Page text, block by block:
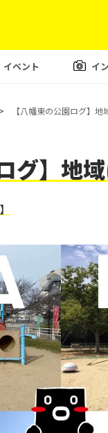
イベント イ
【八幡東の公園ログ】
グ】地